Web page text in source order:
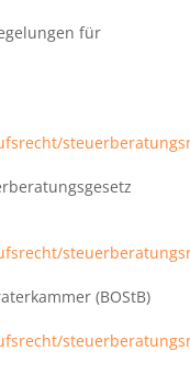
für
(BOStB)